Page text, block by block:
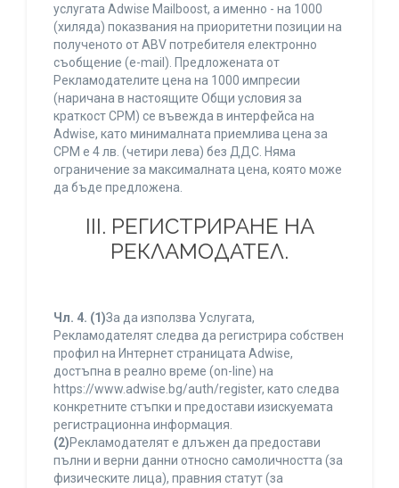
услугата Adwise Mailboost, а именно - на 1000
(хиляда) показвания на приоритетни позиции на
полученото от ABV потребителя електронно
съобщение (e-mail). Предложената от
Рекламодателите цена на 1000 импресии
(наричана в настоящите Общи условия за
краткост CPM) се въвежда в интерфейса на
Adwise, като минималната приемлива цена за
CPM е 4 лв. (четири лева) без ДДС. Няма
ограничение за максималната цена, която може
да бъде предложена.
ІІІ. РЕГИСТРИРАНЕ НА
РЕКЛАМОДАТЕЛ.
Чл. 4. (1)За да използва Услугата,
Рекламодателят следва да регистрира собствен
профил на Интернет страницата Adwise,
достъпна в реално време (on-line) на
https://www.adwise.bg/auth/register, като следва
конкретните стъпки и предостави изискуемата
регистрационна информация.
(2)Рекламодателят е длъжен да предостави
пълни и верни данни относно самоличността (за
физическите лица), правния статут (за